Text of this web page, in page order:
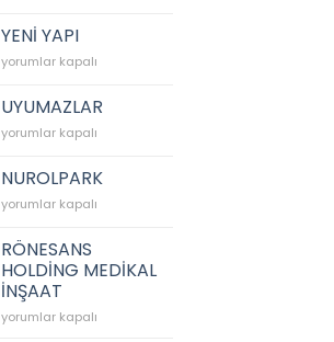
için
YENİ YAPI
YENİ
için
yorumlar kapalı
UYUMAZLAR
UYUMAZLAR
yorumlar kapalı
NUROLPARK
NUROLPARK
yorumlar kapalı
RÖNESANS
HOLDİNG MEDİKAL
İNŞAAT
RÖNESANS
yorumlar kapalı